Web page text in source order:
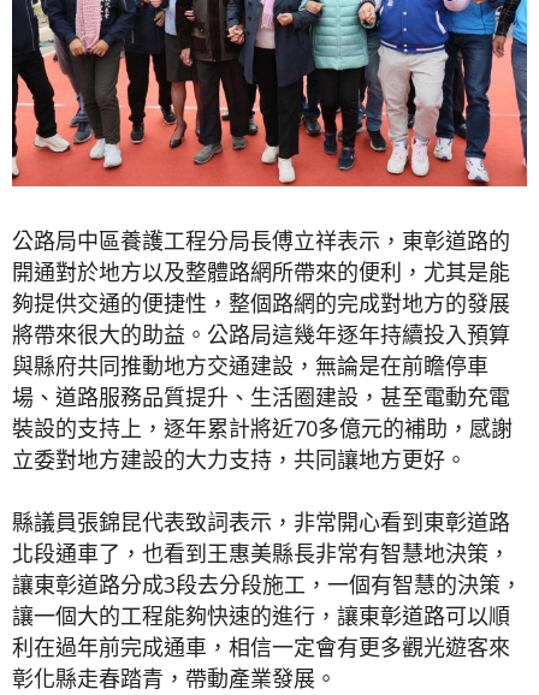
公路局中區養護工程分局長傅立祥表示，東彰道路的
開通對於地方以及整體路網所帶來的便利，尤其是能
夠提供交通的便捷性，整個路網的完成對地方的發展
將帶來很大的助益。公路局這幾年逐年持續投入預算
與縣府共同推動地方交通建設，無論是在前瞻停車
場、道路服務品質提升、生活圈建設，甚至電動充電
裝設的支持上，逐年累計將近70多億元的補助，感謝
立委對地方建設的大力支持，共同讓地方更好。
縣議員張錦昆代表致詞表示，非常開心看到東彰道路
北段通車了，也看到王惠美縣長非常有智慧地決策，
讓東彰道路分成3段去分段施工，一個有智慧的決策，
讓一個大的工程能夠快速的進行，讓東彰道路可以順
利在過年前完成通車，相信一定會有更多觀光遊客來
彰化縣走春踏青，帶動產業發展。